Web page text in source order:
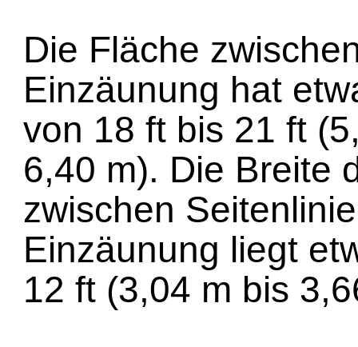
Die Fläche
Einzäunung hat
von 18 ft bis 21 ft
6,40 m). Die Breite
zwischen
Einzäunung liegt
12 ft (3,04 m bis